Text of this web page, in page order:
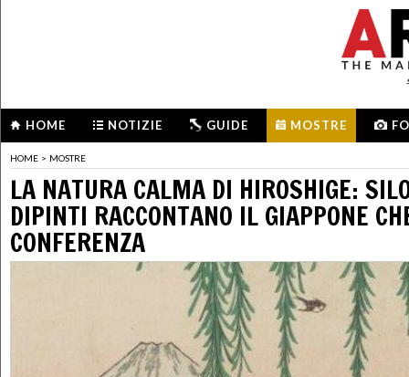
HOME NOTIZIE GUIDE MOSTRE
HOME > MOSTRE
LA NATURA CALMA DI HIROSHIGE:
DIPINTI RACCONTANO IL GIAPPONE
CONFERENZA